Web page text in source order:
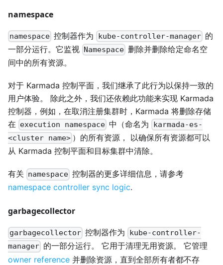
namespace
namespace 控制器作为 kube-controller-manager的
一部分运行。它监视 Namespace 删除并删除给定命名空
间中的所有资源。
对于 Karmada 控制平面，我们继承了此行为以保持一致的
用户体验。 除此之外，我们还依赖此功能来实现 Karmada
控制器，例如，在取消注册集群时，Karmada 将删除存储
在 execution namespace 中（命名为
karmada-es-
<cluster name> ）的所有资源， 以确保所有资源都可以
从 Karmada 控制平面和目标集群中清除。
有关 namespace 控制器的更多详细信息，请参考
namespace controller sync logic.
garbagecollector
garbagecollector 控制器作为
kube-controller-
manager 的一部分运行。 它用于清理无用资源。 它管理
owner reference 并删除资源，直到全部所有者都不存